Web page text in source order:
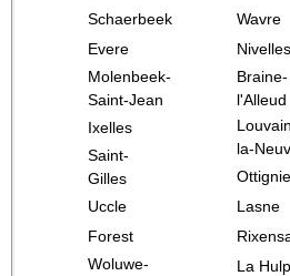
Schaerbeek
Evere
Molenbeek-
Saint-Jean
Ixelles
Saint-
Gilles
Uccle
Forest
Woluwe-
Wavre
Nivelles
Braine-
l'Alleud
la-
Lasne
La